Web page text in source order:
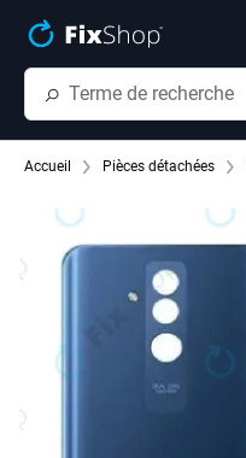
Accueil Pièces détachées